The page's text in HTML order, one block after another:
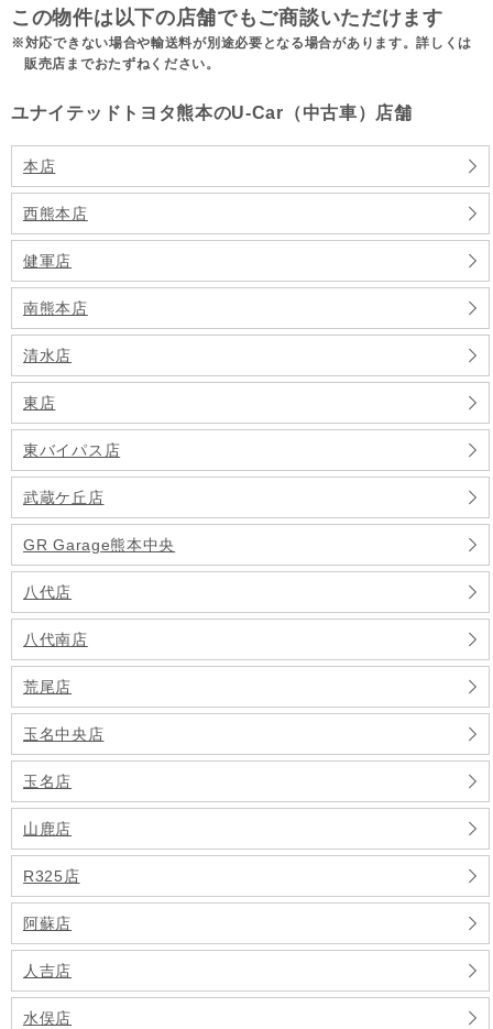
この物件は以下の店舗でもご商談いただけます
対応できない場合や輸送料が別途必要となる場合があります。詳しくは
販売店までおたずねください。
ユナイテッドトヨタ熊本のU-Car（中古車）店舗
本店
西熊本店
健軍店
南熊本店
清水店
東店
東バイパス店
武蔵ケ丘店
GR Garage熊本中央
八代店
八代南店
荒尾店
玉名中央店
玉名店
山鹿店
R325店
阿蘇店
人吉店
水俣店